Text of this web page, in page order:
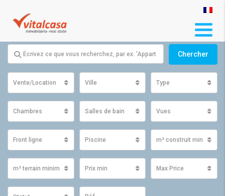
Chercher
Vente/Location Ville Type
Chambres Salles de bain Vues
Front ligne Piscine m² construit minimum
m² terrain minimum Prix ​​min Max Price